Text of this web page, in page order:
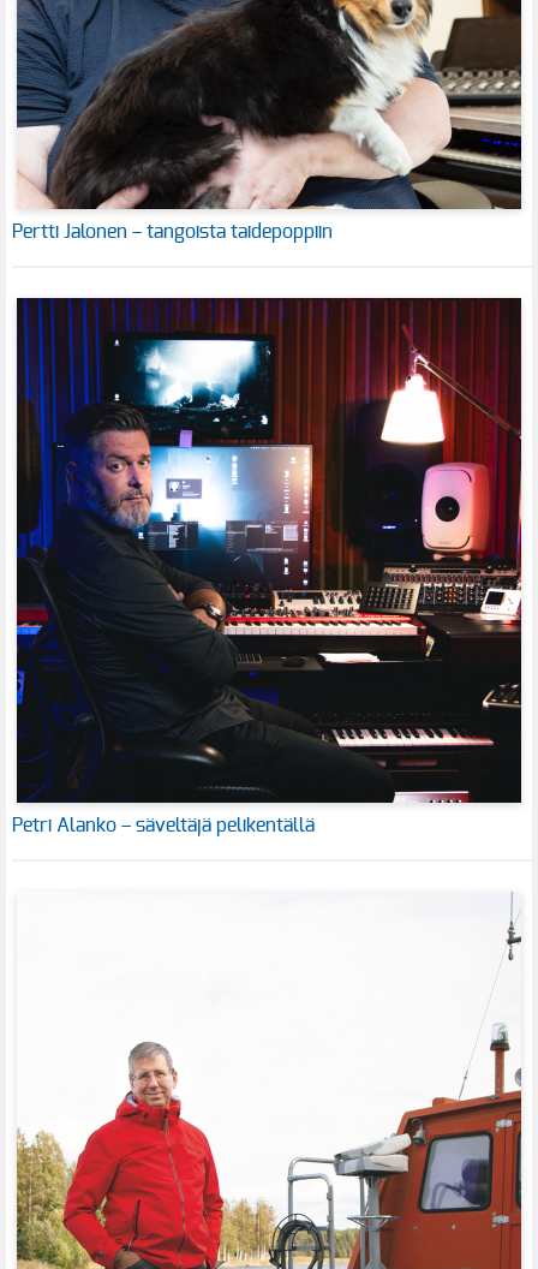
Pertti Jalonen – tangoista taidepoppiin
Petri Alanko – säveltäjä pelikentällä